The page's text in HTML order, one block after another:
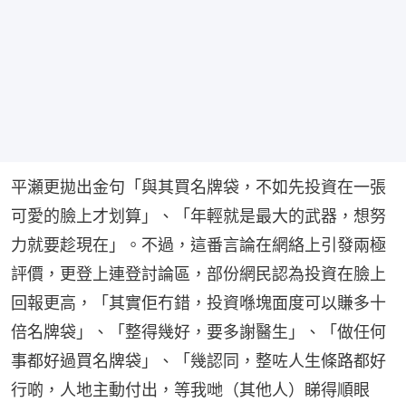
平瀬更拋出金句「與其買名牌袋，不如先投資在一張
可愛的臉上才划算」、「年輕就是最大的武器，想努
力就要趁現在」。不過，這番言論在網絡上引發兩極
評價，更登上連登討論區，部份網民認為投資在臉上
回報更高，「其實佢冇錯，投資喺塊面度可以賺多十
倍名牌袋」、「整得幾好，要多謝醫生」、「做任何
事都好過買名牌袋」、「幾認同，整咗人生條路都好
行啲，人地主動付出，等我哋（其他人）睇得順眼